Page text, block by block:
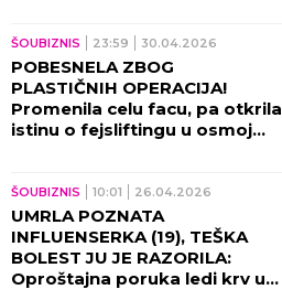
ŠOUBIZNIS 23:59 30.04.2026
POBESNELA ZBOG
PLASTIČNIH OPERACIJA!
Promenila celu facu, pa otkrila
istinu o fejsliftingu u osmoj
ŠOUBIZNIS 10:01 26.04.2026
UMRLA POZNATA
INFLUENSERKA (19), TEŠKA
BOLEST JU JE RAZORILA:
Oproštajna poruka ledi krv u